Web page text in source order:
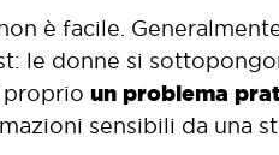
è facile.
le donne si
proprio un problema
sensibili da una